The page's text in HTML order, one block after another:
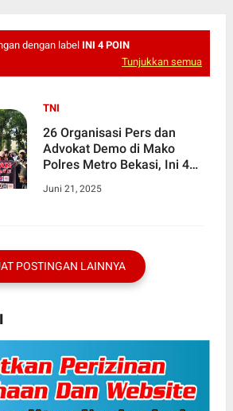
dengan label INI 4 POIN
Tunjukkan semua
TNI
26 Organisasi Pers dan
Advokat Demo di Mako
Polres Metro Bekasi, Ini 4
Juni 21, 2025
POSTINGAN LAINNYA